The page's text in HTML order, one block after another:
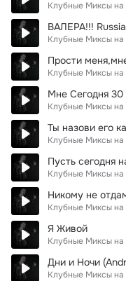
Клубные Миксы на
ВАЛЕРА!!!
Клубные Миксы на
Клубные Миксы на
Мне Сегодня 30
Клубные Миксы на
Ты назови его
Клубные Миксы на
Клубные Миксы на
Никому не
Клубные Миксы на
Я Живой
Клубные Миксы на
Клубные Миксы на